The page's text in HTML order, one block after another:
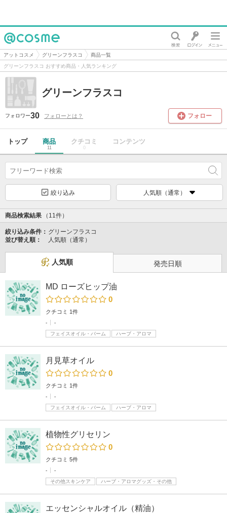
@cosme
アットコスメ グリーンフラスコ
商品一覧
グリーンフラスコ おすすめ商品・人気ランキング
グリーンフラスコ
フォロワー30 フォローとは？ フォロー
トップ 商品
11
クチコミ
0
コンテンツ
絞り込み 人気順（通常）
商品検索結果 （11件）
絞り込み条件： グリーンフラスコ
並び替え順：
人気順（通常）
人気順 発売日順
MD ローズヒップ油
0
クチコミ 1件
-
-
フェイスオイル・バーム
ハーブ・アロマ
月見草オイル
0
クチコミ 1件
-
-
フェイスオイル・バーム
ハーブ・アロマ
植物性グリセリン
0
クチコミ 5件
-
-
その他スキンケア
ハーブ・アロマグッズ・その他
エッセンシャルオイル（精油）